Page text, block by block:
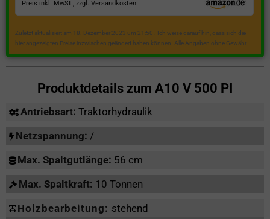
Preis inkl. MwSt., zzgl. Versandkosten
Zuletzt aktualisiert am 18. Dezember 2023 um 21:50 . Ich weise darauf hin, dass sich die
hier angezeigten Preise inzwischen geändert haben können. Alle Angaben ohne Gewähr.
Produktdetails zum A10 V 500 PI
Antriebsart: Traktorhydraulik
Netzspannung: /
Max. Spaltgutlänge: 56 cm
Max. Spaltkraft: 10 Tonnen
Holzbearbeitung: stehend